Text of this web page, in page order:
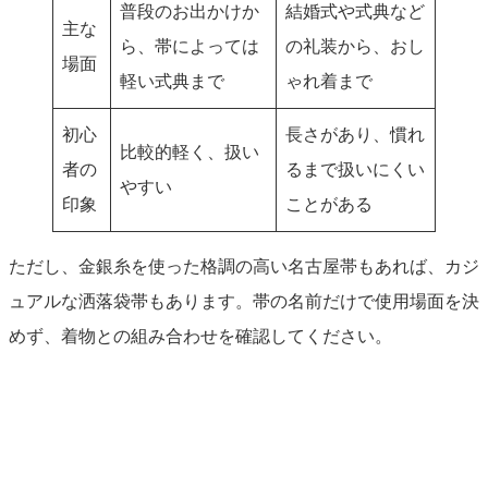
主な
場面
普段のお出かけか
ら、帯によっては
軽い式典まで
結婚式や式典など
の礼装から、おし
ゃれ着まで
初心
者の
印象
比較的軽く、扱い
やすい
長さがあり、慣れ
るまで扱いにくい
ことがある
ただし、金銀糸を使った格調の高い名古屋帯もあれば、カジ
ュアルな洒落袋帯もあります。帯の名前だけで使用場面を決
めず、着物との組み合わせを確認してください。